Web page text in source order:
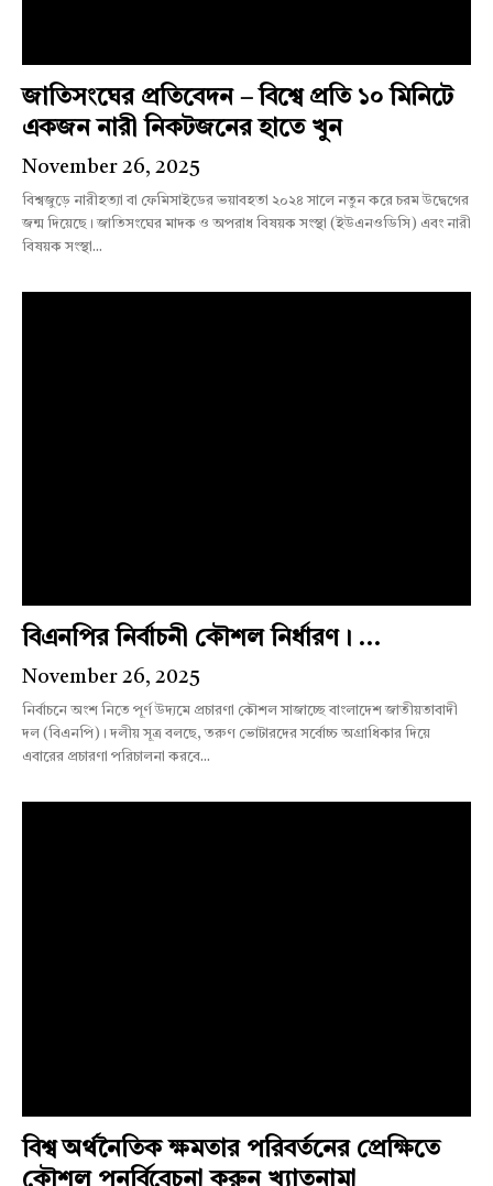
জাতিসংঘের প্রতিবেদন – বিশ্বে প্রতি ১০ মিনিটে
একজন নারী নিকটজনের হাতে খুন
November 26, 2025
বিশ্বজুড়ে নারীহত্যা বা ফেমিসাইডের ভয়াবহতা ২০২৪ সালে নতুন করে চরম উদ্বেগের
জন্ম দিয়েছে। জাতিসংঘের মাদক ও অপরাধ বিষয়ক সংস্থা (ইউএনওডিসি) এবং নারী
বিষয়ক সংস্থা...
বিএনপির নির্বাচনী কৌশল নির্ধারণ। ...
November 26, 2025
নির্বাচনে অংশ নিতে পূর্ণ উদ্যমে প্রচারণা কৌশল সাজাচ্ছে বাংলাদেশ জাতীয়তাবাদী
দল (বিএনপি)। দলীয় সূত্র বলছে, তরুণ ভোটারদের সর্বোচ্চ অগ্রাধিকার দিয়ে
এবারের প্রচারণা পরিচালনা করবে...
বিশ্ব অর্থনৈতিক ক্ষমতার পরিবর্তনের প্রেক্ষিতে
কৌশল পুনর্বিবেচনা করুন খ্যাতনামা